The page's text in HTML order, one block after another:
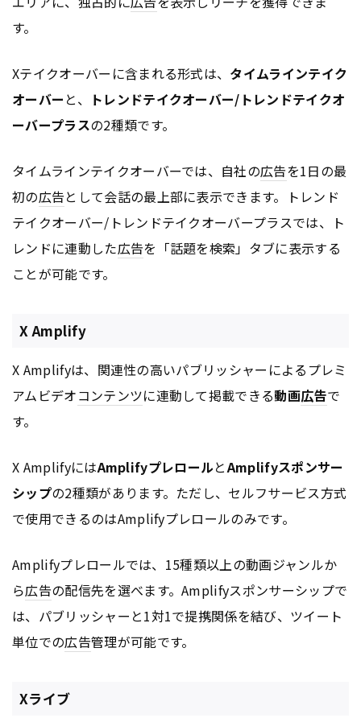
す。
Xテイクオーバーに含まれる形式は、 タイムラインテイク
オーバー と、 トレンドテイクオーバー/トレンドテイクオ
ーバープラスの2種類です。
タイムラインテイクオーバーでは、自社の広告を1日の最
初の広告として会話の最上部に表示できます。トレンド
テイクオーバー/トレンドテイクオーバープラスでは、ト
レンドに連動した広告を「話題を検索」タブに表示する
ことが可能です。
X Amplify
X Amplifyは、関連性の高いパブリッシャーによるプレミ
アムビデオコンテンツに連動して掲載できる動画広告で
す。
X AmplifyにはAmplifyプレロールとAmplifyスポンサー
シップの2種類があります。ただし、セルフサービス方式
で使用できるのはAmplifyプレロールのみです。
Amplifyプレロールでは、15種類以上の動画ジャンルか
ら広告の配信先を選べます。Amplifyスポンサーシップで
は、パブリッシャーと1対1で提携関係を結び、ツイート
単位での広告管理が可能です。
Xライブ